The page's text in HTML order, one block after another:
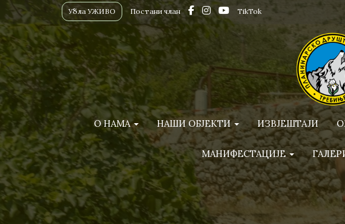
Убла УЖИВО Постани члан TikTok
О НАМА НАШИ ОБЈЕКТИ ИЗВЈЕШТАЈИ
МАНИФЕСТАЦИЈЕ